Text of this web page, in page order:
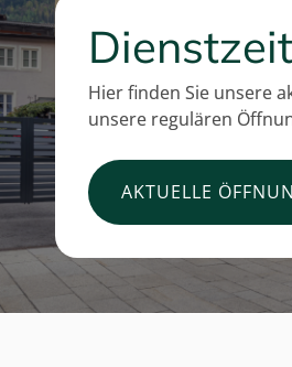
Hier finden Sie unsere
unsere regulären
AKTUELLE